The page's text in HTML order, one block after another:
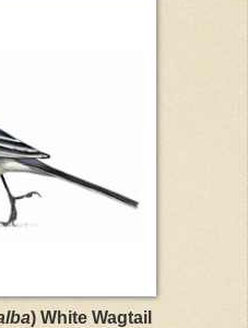
) White Wagtail